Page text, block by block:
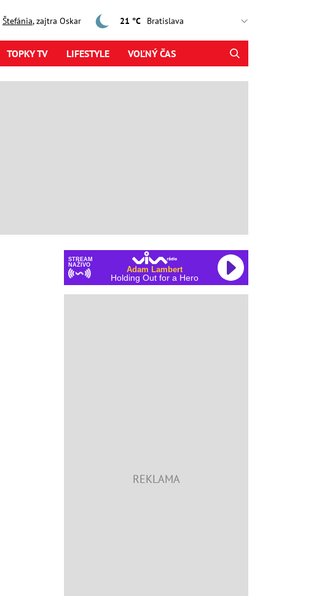
Štefánia, zajtra Oskar 21 °C
TOPKY TV LIFESTYLE VOĽNÝ ČAS
STREAM
NAŽIVO
Adam Lambert
Holding Out for a Hero